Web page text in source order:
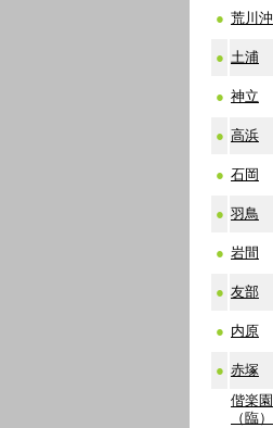
● 荒川沖
● 土浦
● 神立
● 高浜
● 石岡
● 羽鳥
● 岩間
● 友部
● 内原
● 赤塚
偕楽園
（臨）